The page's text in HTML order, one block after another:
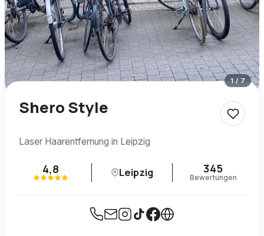
1 / 7
Shero Style
Laser Haarentfernung in Leipzig
4,8 Leipzig 345
Bewertungen